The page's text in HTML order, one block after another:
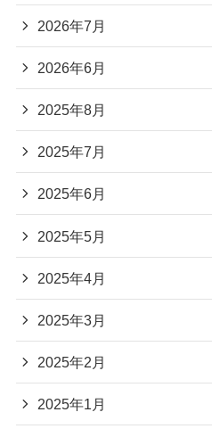
2026年7月
2026年6月
2025年8月
2025年7月
2025年6月
2025年5月
2025年4月
2025年3月
2025年2月
2025年1月